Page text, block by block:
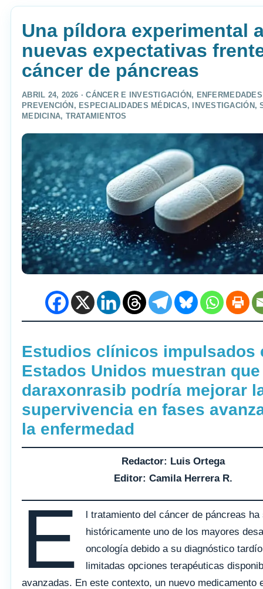
Una píldora experimental
nuevas expectativas
cáncer de páncreas
ABRIL 24, 2026 ·CÁNCER E INVESTIGACIÓN ,
PREVENCIÓN , ESPECIALIDADES MÉDICAS, INVESTIGACIÓN ,
MEDICINA, TRATAMIENTOS
Estudios clínicos impulsados
Estados Unidos muestran que
daraxonrasib podría mejorar
supervivencia en fases
la enfermedad
Redactor: Luis Ortega
Editor: Camila Herrera R.
E
l tratamiento del cáncer de páncreas ha
históricamente uno de los mayores
oncología debido a su diagnóstico
limitadas opciones terapéuticas
avanzadas. En este contexto, un nuevo medicamento